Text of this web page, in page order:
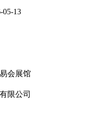
05-13
会展馆
限公司